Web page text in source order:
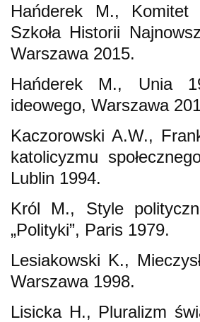
Hańderek M., Komitet
Szkoła Historii
Warszawa 2015.
Hańderek M., Unia
ideowego, Warszawa
Kaczorowski A.W.,
katolicyzmu
Lublin 1994.
Król M., Style
„Polityki”, Paris 1979.
Lesiakowski K.,
Warszawa 1998.
Lisicka H., Pluralizm